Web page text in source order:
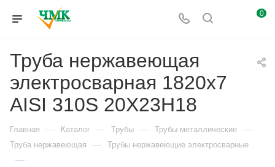
0
Труба нержавеющая
электросварная 1820х7
AISI 310S 20Х23Н18
Главная — Каталог — Трубы — Трубы металлические —
Труба нержавеющая — Трубы нержавеющие электросварные
—